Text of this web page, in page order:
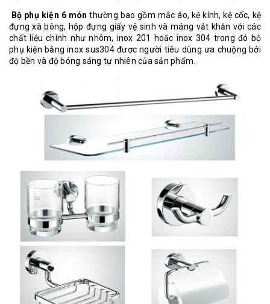
Bộ phụ kiện 6 món thường bao gồm mắc áo, kệ kính, kệ cốc, kệ
đựng xà bông, hộp đựng giấy vệ sinh và máng vắt khăn với các
chất liệu chính như nhôm, inox 201 hoặc inox 304 trong đó bộ
phụ kiện bằng inox sus304 được người tiêu dùng ưa chuộng bởi
độ bền và độ bóng sáng tự nhiên của sản phẩm.